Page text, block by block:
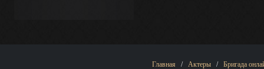
Главная / Актеры / Бригада